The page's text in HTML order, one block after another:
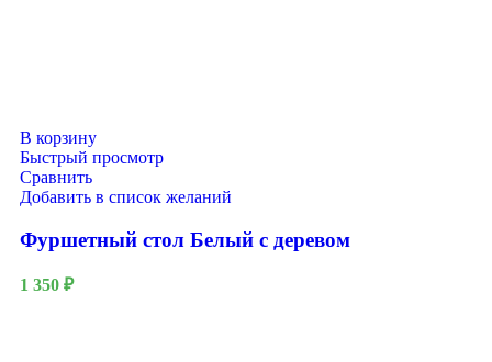
В корзину
Быстрый просмотр
Сравнить
Добавить в список желаний
Фуршетный стол Белый с деревом
1 350 ₽